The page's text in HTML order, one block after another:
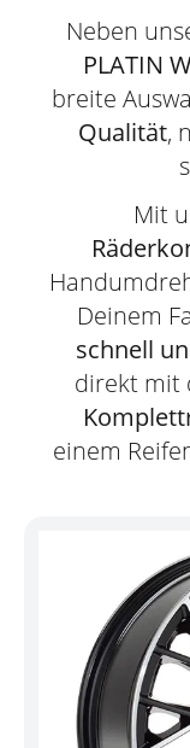
Neben
PLATIN
breite
Qualität,
Mit
Deinem
schnell
direkt mit
einem